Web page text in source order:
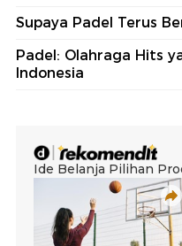
Supaya Padel Terus
Padel: Olahraga Hits
Indonesia